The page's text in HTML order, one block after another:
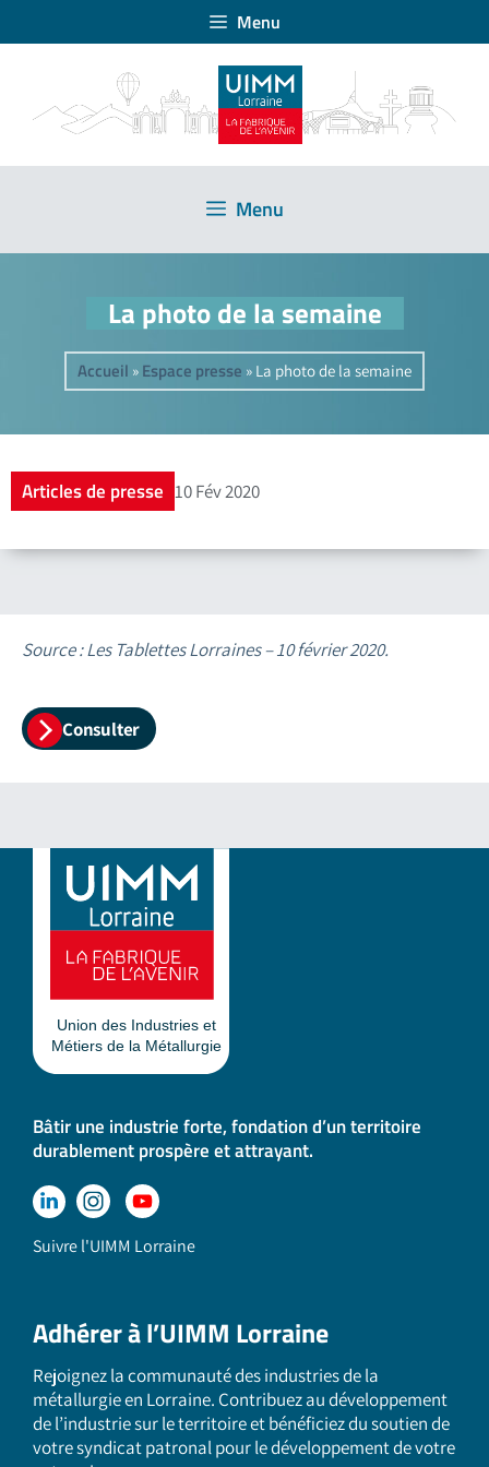
Menu
Menu
La photo de la semaine
Accueil » Espace presse » La photo de la semaine
Articles de presse 10 Fév 2020
Source : Les Tablettes Lorraines – 10 février 2020.
Consulter
Bâtir une industrie forte, fondation d’un territoire
durablement prospère et attrayant.
Suivre l'UIMM Lorraine
Adhérer à l’UIMM Lorraine
Rejoignez la communauté des industries de la
métallurgie en Lorraine. Contribuez au développement
de l’industrie sur le territoire et bénéficiez du soutien de
votre syndicat patronal pour le développement de votre